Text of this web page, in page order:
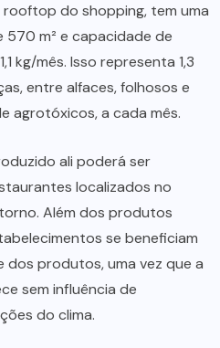
do shopping, tem uma
m² e capacidade de
kg/mês. Isso representa 1,3
entre alfaces, folhosos e
agrotóxicos, a cada mês.
ali poderá ser
localizados no
Além dos produtos
se beneficiam
dos produtos, uma vez que a
sem influência de
do clima.